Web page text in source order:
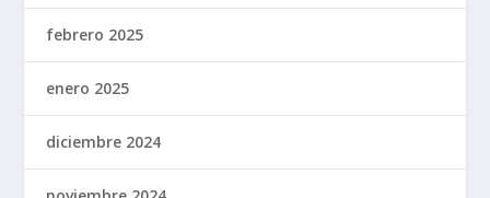
febrero 2025
enero 2025
diciembre 2024